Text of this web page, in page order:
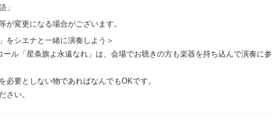
」
変更になる場合がございます。
をシエナと一緒に演奏しよう＞
ール「星条旗よ永遠なれ」は、会場でお聴きの方も楽器を持ち込んで演奏に参
必要としない物であればなんでもOKです。
さい。